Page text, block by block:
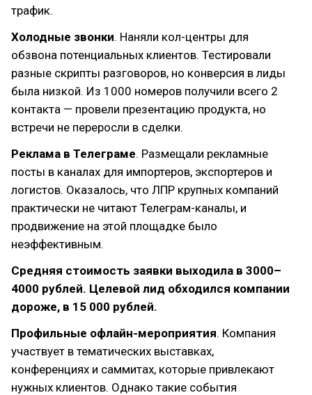
трафик.
Холодные звонки. Наняли кол-центры для
обзвона потенциальных клиентов. Тестировали
разные скрипты разговоров, но конверсия в лиды
была низкой. Из 1000 номеров получили всего 2
контакта — провели презентацию продукта, но
встречи не переросли в сделки.
Реклама в Телеграме. Размещали рекламные
посты в каналах для импортеров, экспортеров и
логистов. Оказалось, что ЛПР крупных компаний
практически не читают Телеграм-каналы, и
продвижение на этой площадке было
неэффективным.
Средняя стоимость заявки выходила в 3000–
4000 рублей. Целевой лид обходился компании
дороже, в 15 000 рублей.
Профильные офлайн-мероприятия. Компания
участвует в тематических выставках,
конференциях и саммитах, которые привлекают
нужных клиентов. Однако такие события